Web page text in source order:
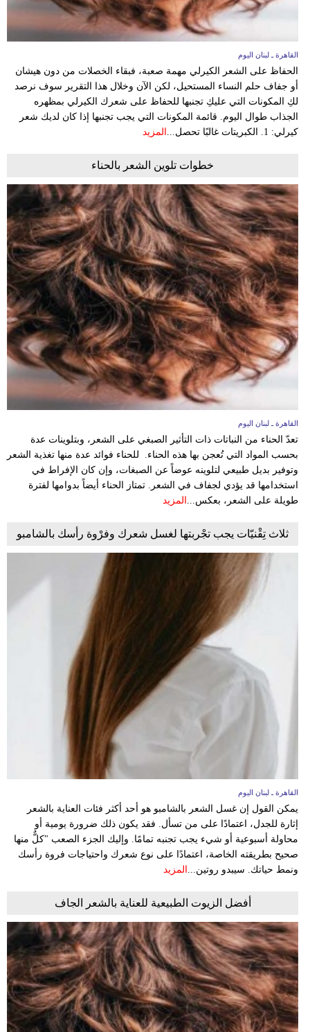
القاهرة ـ لبنان اليوم
الحفاظ على الشعر الكيرلي مهمة صعبة، فبقاء الخصلات من دون هيشان
أو جفاف حلم النساء المستحيل، لكن الآن وخلال هذا التقرير سوف نرصد
لكِ المكونات التي عليكِ تجنبها للحفاظ على شعرك الكيرلي بمظهره
الجذاب طوال اليوم. قائمة المكونات التي يجب تجنبها إذا كان لديك شعر
كيرلي: 1. الكبريتات غالبًا تحصل...
المزيد
خطوات تلوين الشعر بالحناء
القاهرة ـ لبنان اليوم
تعدّ الحناء من النباتات ذات التأثير الصبغي على الشعر، وبتلوينات عدة
بحسب المواد التي تُعجن بها هذه الحناء. للحناء فوائد عدة منها تغذية الشعر
وتوفير بديل طبيعي لتلوينه عوضاً عن الصبغات، وإن كان الإفراط في
استخدامها قد يؤدي لجفاف في الشعر. تمتاز الحناء أيضاً بدوامها لفترة
طويلة على الشعر، بعكس... المزيد
ثلاث تِقْنيّات يجب تجْربتها لغسل شعرك وفرْوة رأسك بالشامبو
القاهرة ـ لبنان اليوم
يمكن القول إن غسل الشعر بالشامبو هو أحد أكثر فئات العناية بالشعر
إثارة للجدل، اعتمادًا على من تسأل. فقد يكون ذلك ضرورة يومية أو
محاولة أسبوعية أو شيء يجب تجنبه تمامًا. وإليك الجزء الصعب "كلٌّ منها
صحيح بطريقته الخاصة، اعتمادًا على نوع شعرك واحتياجات فروة رأسك
ونمط حياتك. سيبدو روتين...
المزيد
أفضل الزيوت الطبيعية للعناية بالشعر الجاف